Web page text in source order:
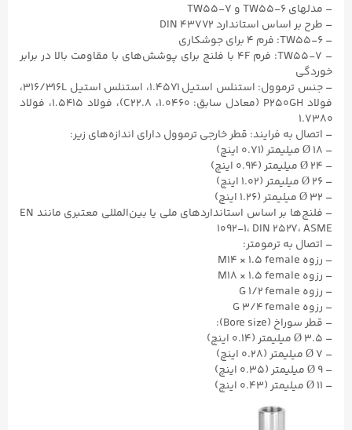
– مدلهای TW55-۶ و TW55-۷
– طرح بر اساس استاندارد DIN ۴۳۷۷۲
– TW55-۶: فرم ۴ برای جوشکاری
– TW55-۷: فرم 4F با فلنج برای پوشش‌های با مقاومت بالا در برابر
خوردگی
– جنس ترموول: استنلس استیل ۱.۴۵۷۱، استنلس استیل ۳۱۶/316L،
فولاد P250GH (معادل سابق: ۱.۰۴۶۰، C22.۸)، فولاد ۱.۵۴۱۵، فولاد
۱.۷۳۸۰
– اتصال به فرایند: قطر خارجی ترموول دارای اندازه‌های زیر:
– Ø ۱۸ میلیمتر (۰.۷۱ اینچ)
– Ø ۲۴ میلیمتر (۰.۹۴ اینچ)
– Ø ۲۶ میلیمتر (۱.۰۲ اینچ)
– Ø ۳۲ میلیمتر (۱.۲۶ اینچ)
– فلنج‌ها بر اساس استانداردهای ملی یا بین‌المللی معتبری مانند EN
۱۰۹۲-۱، DIN ۲۵۲۷، ASME
– اتصال به ترمومتر:
– رزوه M14 × ۱.۵ female
– رزوه M18 × ۱.۵ female
– رزوه G ۱/۲ female
– رزوه G ۳/۴ female
– قطر سوراخ (Bore size):
– Ø ۳.۵ میلیمتر (۰.۱۴ اینچ)
– Ø ۷ میلیمتر (۰.۲۸ اینچ)
– Ø ۹ میلیمتر (۰.۳۵ اینچ)
– Ø ۱۱ میلیمتر (۰.۴۳ اینچ)